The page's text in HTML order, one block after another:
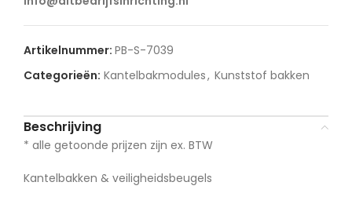
Artikelnummer: PB-S-7039
Categorieën: Kantelbakmodules, Kunststof bakken
Beschrijving
* alle getoonde prijzen zijn ex. BTW
Kantelbakken & veiligheidsbeugels